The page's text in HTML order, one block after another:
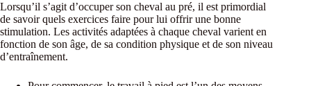
Lorsqu’il s’agit d’occuper son cheval au pré, il est primordial
de savoir quels exercices faire pour lui offrir une bonne
stimulation. Les activités adaptées à chaque cheval varient en
fonction de son âge, de sa condition physique et de son niveau
d’entraînement.